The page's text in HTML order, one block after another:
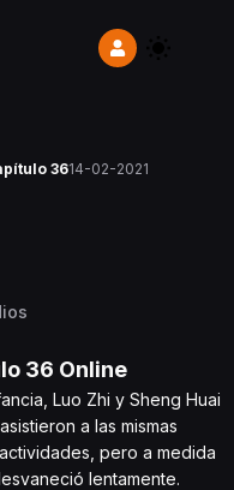
3614-02-2021
36 Online
Luo Zhi y Sheng Huai
a las mismas
pero a medida
lentamente.